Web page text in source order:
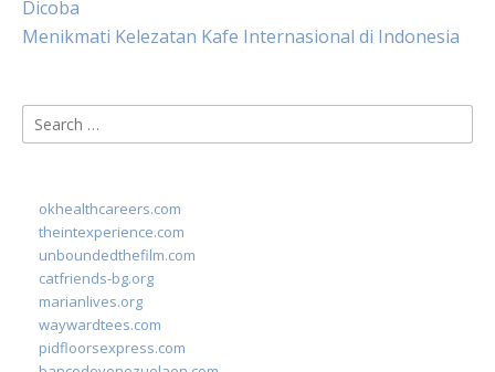
Dicoba
Menikmati Kelezatan Kafe Internasional di Indonesia
Search
for:
okhealthcareers.com
theintexperience.com
unboundedthefilm.com
catfriends-bg.org
marianlives.org
waywardtees.com
pidfloorsexpress.com